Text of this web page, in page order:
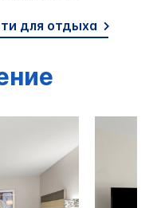
для отдыха